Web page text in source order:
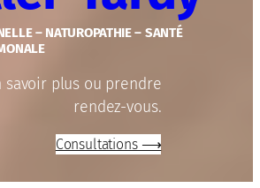
– NATUROPATHIE – SANTÉ
savoir plus ou prendre
rendez-vous.
Consultations ⟶